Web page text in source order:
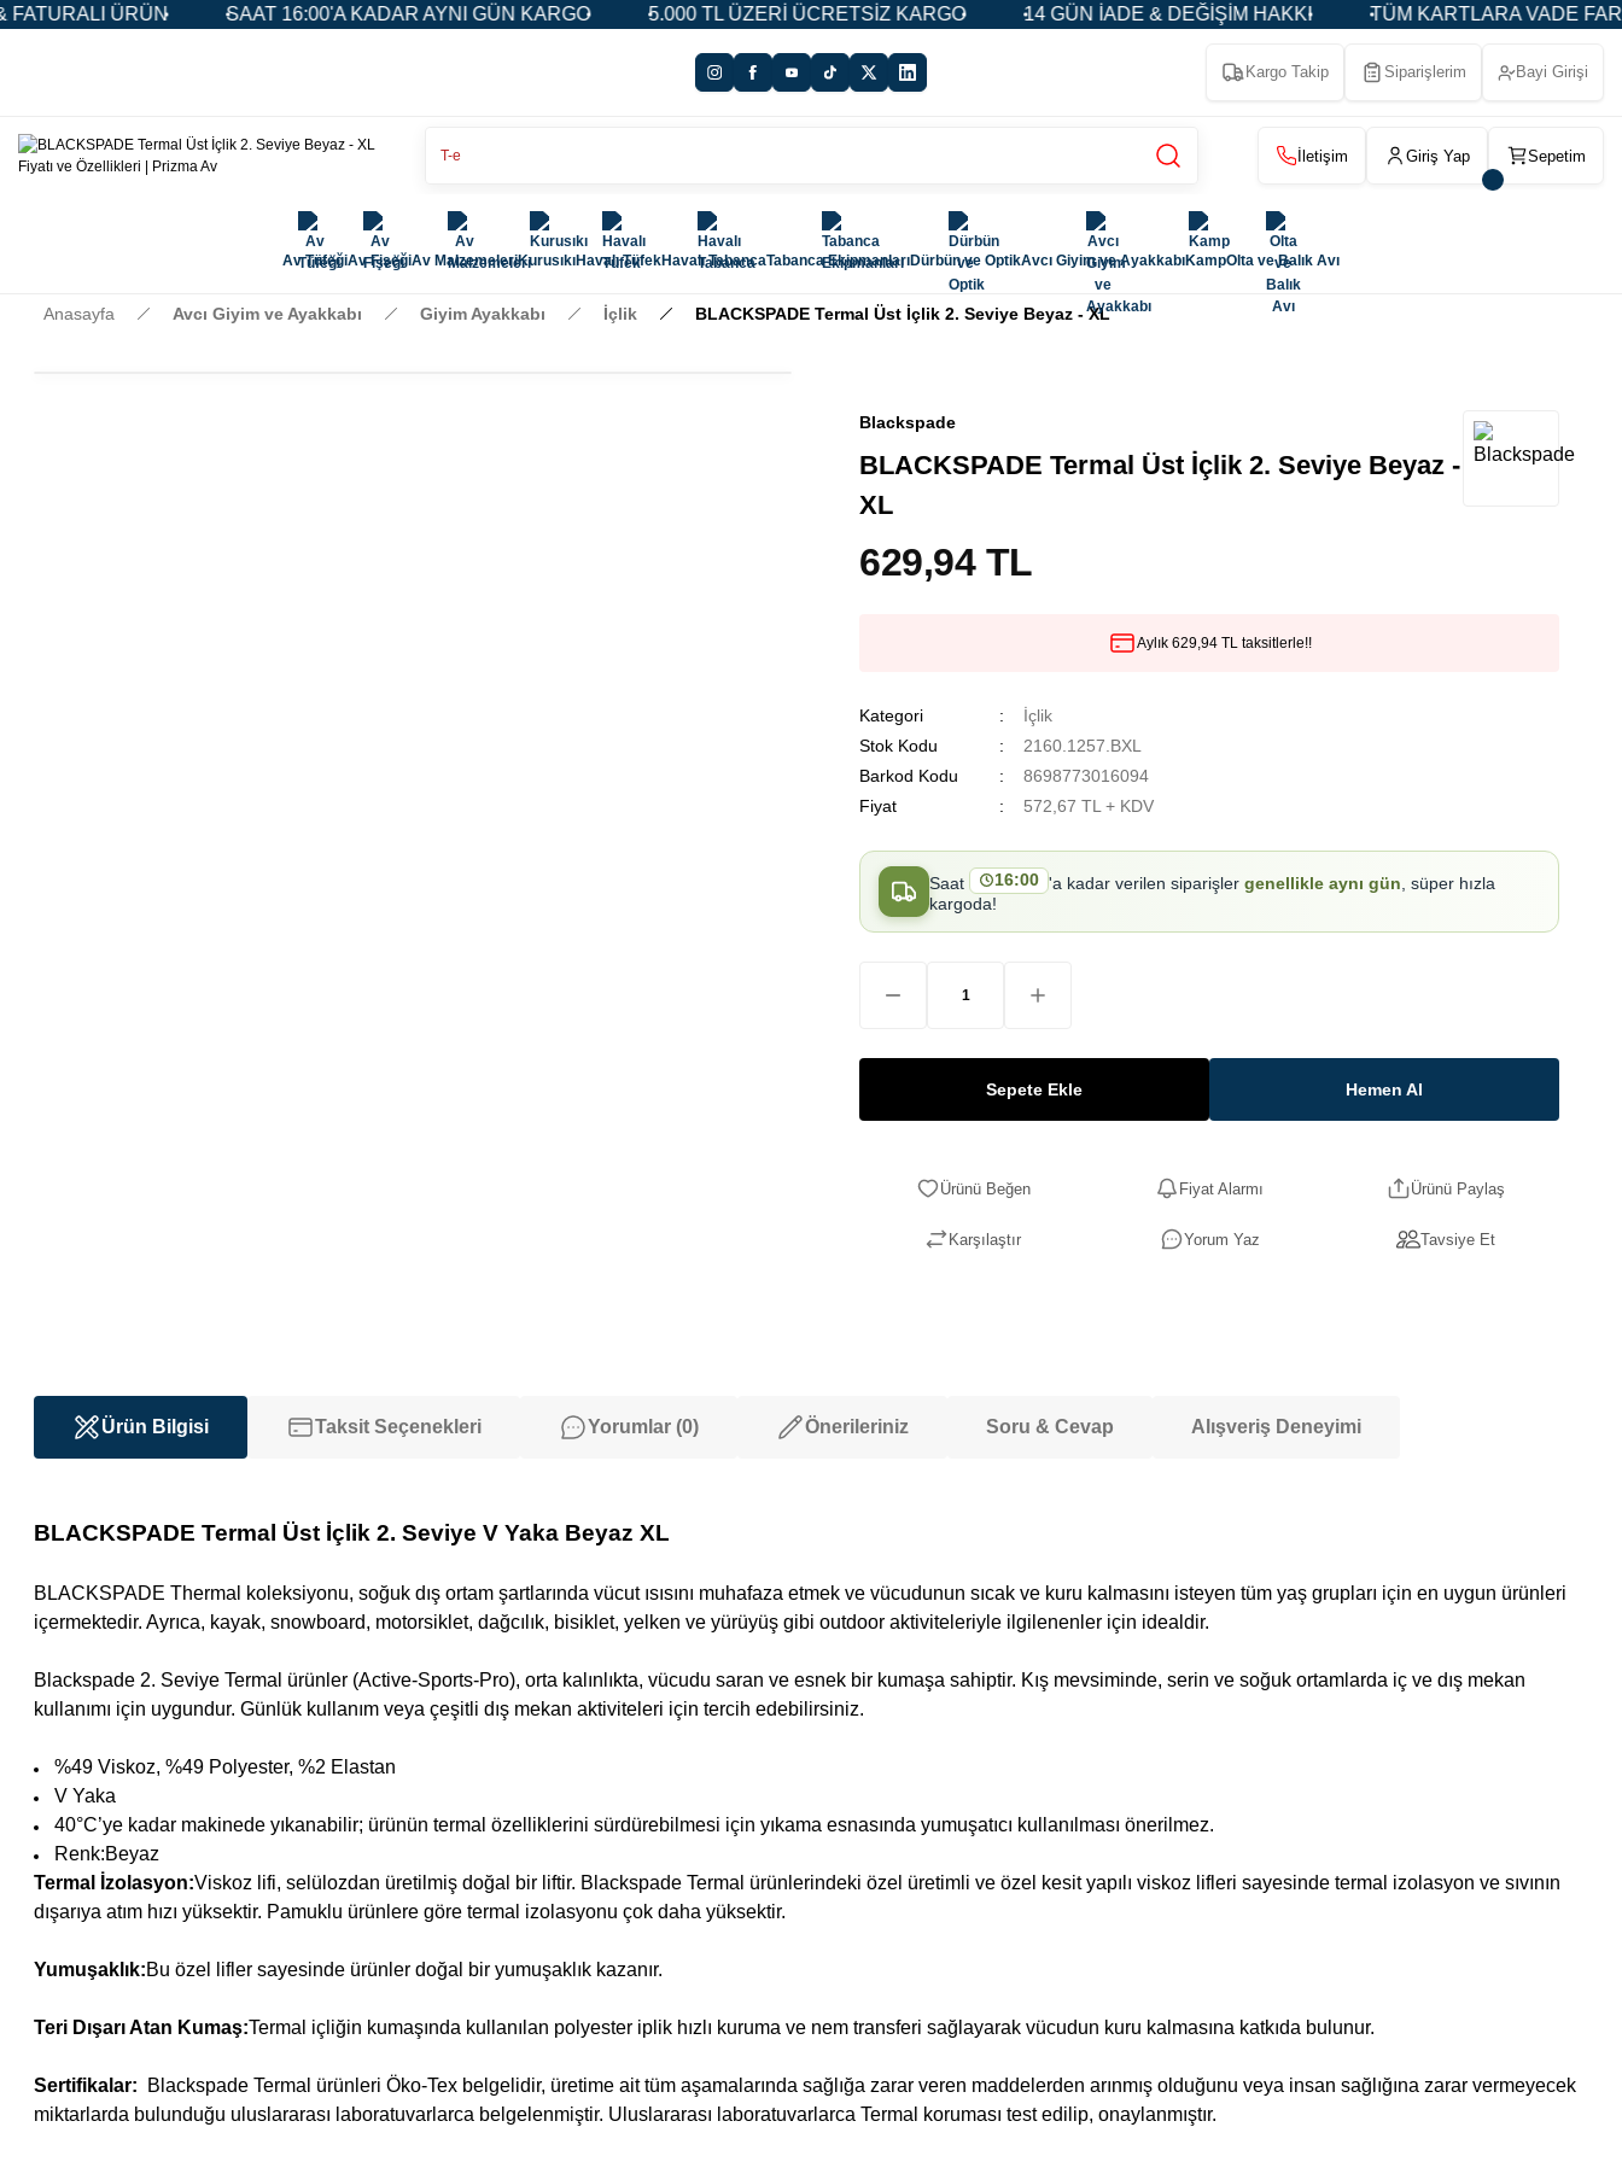
SAAT 16:00'A KADAR AYNI GÜN KARGO 5.000 TL ÜZERİ ÜCRETSİZ KARGO 14 GÜN İADE & DEĞİŞİM HAKKI TÜM KARTLARA VADE FARKSIZ 3-5-9
Kargo Takip Siparişlerim Bayi Girişi
İletişim Giriş Yap Sepetim
Av TüfeğiAv FişeğiAv MalzemeleriKurusıkıHavalı TüfekHavalı TabancaTabanca EkipmanlarıDürbün ve OptikAvcı Giyim ve AyakkabıKampOlta ve Balık Avı
Anasayfa Avcı Giyim ve Ayakkabı Giyim Ayakkabı İçlik BLACKSPADE Termal Üst İçlik 2. Seviye Beyaz - XL
Blackspade
BLACKSPADE Termal Üst İçlik 2. Seviye Beyaz -
XL
629,94 TL
Aylık 629,94 TL taksitlerle!!
Kategori
İçlik
Stok Kodu
2160.1257.BXL
Barkod Kodu
8698773016094
Fiyat
572,67 TL + KDV
Saat 16:00 'a kadar verilen siparişler genellikle aynı gün , süper hızla
kargoda!
Sepete Ekle Hemen Al
Fiyat Alarmı Ürünü Paylaş
Karşılaştır Yorum Yaz Tavsiye Et
Ürün Bilgisi Taksit Seçenekleri Yorumlar (0) Önerileriniz Soru & Cevap Alışveriş Deneyimi
BLACKSPADE Termal Üst İçlik 2. Seviye V Yaka Beyaz XL
BLACKSPADE Thermal koleksiyonu, soğuk dış ortam şartlarında vücut ısısını muhafaza etmek ve vücudunun sıcak ve kuru kalmasını isteyen tüm yaş grupları için en uygun ürünleri
içermektedir. Ayrıca, kayak, snowboard, motorsiklet, dağcılık, bisiklet, yelken ve yürüyüş gibi outdoor aktiviteleriyle ilgilenenler için idealdir.
Blackspade 2. Seviye Termal ürünler (Active-Sports-Pro), orta kalınlıkta, vücudu saran ve esnek bir kumaşa sahiptir. Kış mevsiminde, serin ve soğuk ortamlarda iç ve dış mekan
kullanımı için uygundur. Günlük kullanım veya çeşitli dış mekan aktiviteleri için tercih edebilirsiniz.
%49 Viskoz, %49 Polyester, %2 Elastan
V Yaka
40°C’ye kadar makinede yıkanabilir; ürünün termal özelliklerini sürdürebilmesi için yıkama esnasında yumuşatıcı kullanılması önerilmez.
Renk:Beyaz
Termal İzolasyon:Viskoz lifi, selülozdan üretilmiş doğal bir liftir. Blackspade Termal ürünlerindeki özel üretimli ve özel kesit yapılı viskoz lifleri sayesinde termal izolasyon ve sıvının
dışarıya atım hızı yüksektir. Pamuklu ürünlere göre termal izolasyonu çok daha yüksektir.
Yumuşaklık:Bu özel lifler sayesinde ürünler doğal bir yumuşaklık kazanır.
Teri Dışarı Atan Kumaş:Termal içliğin kumaşında kullanılan polyester iplik hızlı kuruma ve nem transferi sağlayarak vücudun kuru kalmasına katkıda bulunur.
Sertifikalar:
Blackspade Termal ürünleri Öko-Tex belgelidir, üretime ait tüm aşamalarında sağlığa zarar veren maddelerden arınmış olduğunu veya insan sağlığına zarar vermeyecek
miktarlarda bulunduğu uluslararası laboratuvarlarca belgelenmiştir. Uluslararası laboratuvarlarca Termal koruması test edilip, onaylanmıştır.